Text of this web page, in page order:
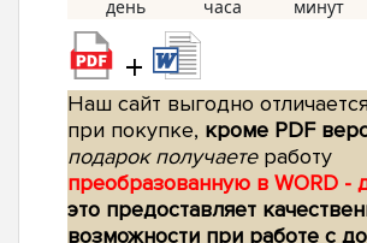
+
Наш сайт выгодно
при покупке, кроме PDF
подарок получаетеработу
преобразованную в WORD -
это предоставляет
возможности при работе с